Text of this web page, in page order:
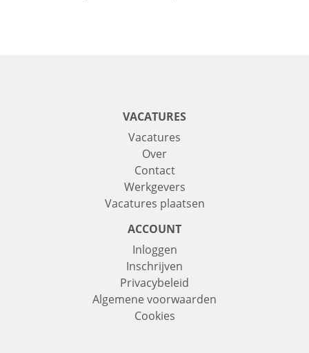
VACATURES
Vacatures
Over
Contact
Werkgevers
Vacatures plaatsen
ACCOUNT
Inloggen
Inschrijven
Privacybeleid
Algemene voorwaarden
Cookies